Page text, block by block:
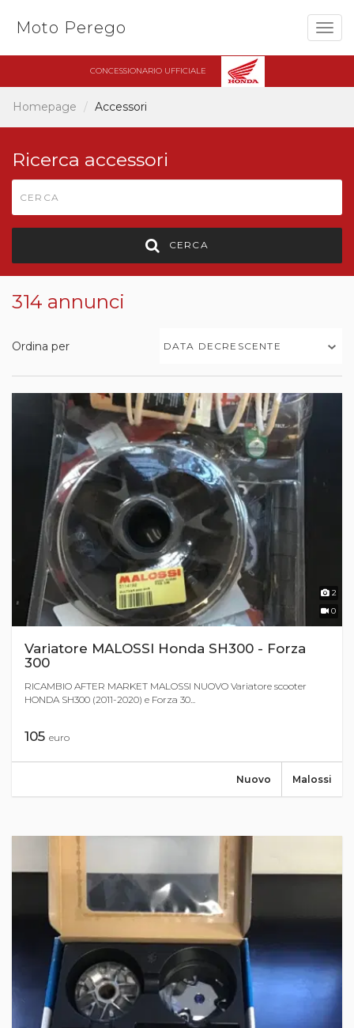
Moto Perego
CONCESSIONARIO UFFICIALE
Homepage Accessori
Ricerca accessori
CERCA
314 annunci
Ordina per DATA DECRESCENTE
2
0
Variatore MALOSSI Honda SH300 - Forza
300
RICAMBIO AFTER MARKET MALOSSI NUOVO Variatore scooter
HONDA SH300 (2011-2020) e Forza 30...
105 euro
Malossi
Nuovo